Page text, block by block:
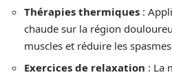
Thérapies thermiques :
chaude sur la région
muscles et réduire les
Exercices de relaxation : La